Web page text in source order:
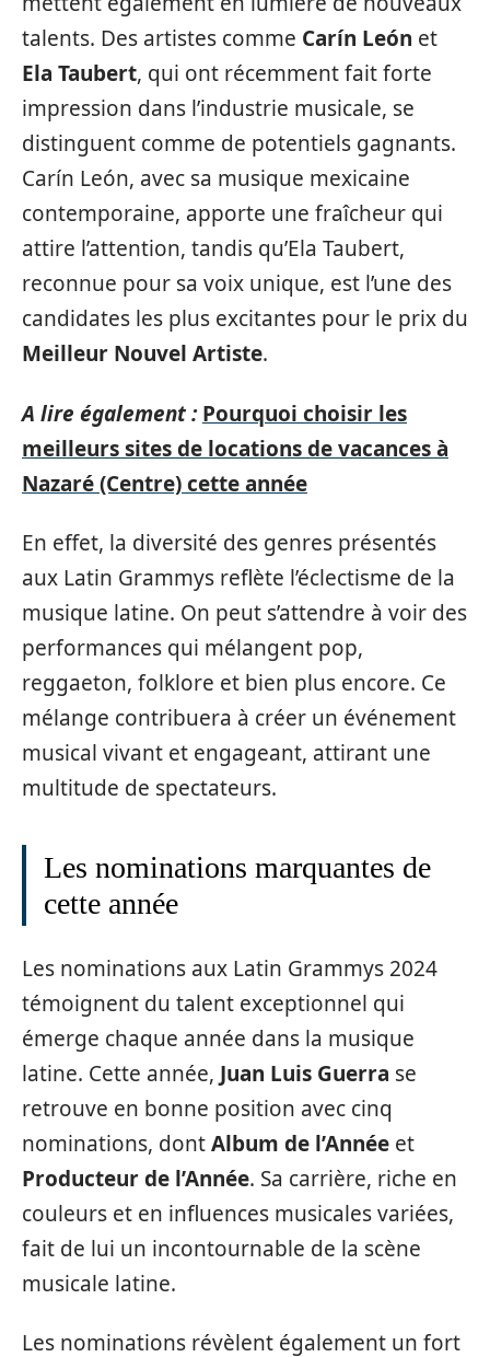
talents. Des artistes comme Carín León et
Ela Taubert, qui ont récemment fait forte
impression dans l’industrie musicale, se
distinguent comme de potentiels gagnants.
Carín León, avec sa musique mexicaine
contemporaine, apporte une fraîcheur qui
attire l’attention, tandis qu’Ela Taubert,
reconnue pour sa voix unique, est l’une des
candidates les plus excitantes pour le prix du
Meilleur Nouvel Artiste.
A lire également : Pourquoi choisir les
meilleurs sites de locations de vacances à
Nazaré (Centre) cette année
En effet, la diversité des genres présentés
aux Latin Grammys reflète l’éclectisme de la
musique latine. On peut s’attendre à voir des
performances qui mélangent pop,
reggaeton, folklore et bien plus encore. Ce
mélange contribuera à créer un événement
musical vivant et engageant, attirant une
multitude de spectateurs.
Les nominations marquantes de
cette année
Les nominations aux Latin Grammys 2024
témoignent du talent exceptionnel qui
émerge chaque année dans la musique
latine. Cette année, Juan Luis Guerra se
retrouve en bonne position avec cinq
nominations, dontAlbum de l’Année et
Producteur de l’Année. Sa carrière, riche en
couleurs et en influences musicales variées,
fait de lui un incontournable de la scène
musicale latine.
Les nominations révèlent également un fort